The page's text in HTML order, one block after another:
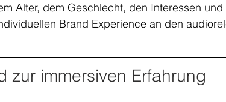
Alter, dem Geschlecht, den Interessen
Brand Experience an den
zur immersiven Erfahrung